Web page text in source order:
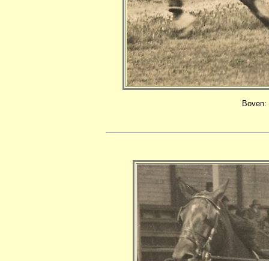
Boven: